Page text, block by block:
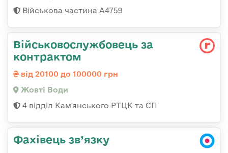
Військова частина А4759
Військовослужбовець за
контрактом
від 20100 до 100000 грн
Жовті Води
4 відділ Кам'янського РТЦК та СП
Фахівець зв’язку